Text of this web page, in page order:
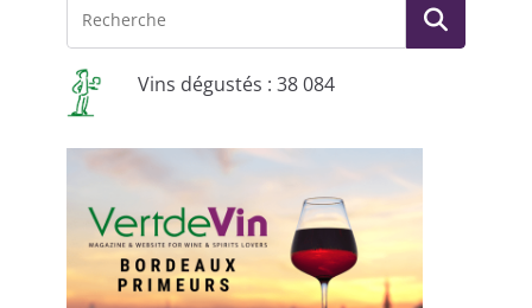
Vins dégustés : 38 084